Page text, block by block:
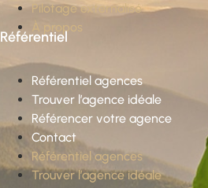
Pilotage externalisé
À propos
Référentiel
Référentiel agences
Trouver l’agence idéale
Référencer votre agence
Contact
Référentiel agences
Trouver l’agence idéale